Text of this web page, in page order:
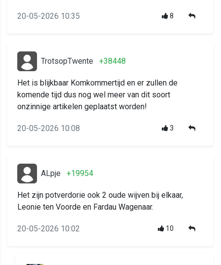
20-05-2026 10:35 8
TrotsopTwente +38448
Het is blijkbaar Komkommertijd en er zullen de
komende tijd dus nog wel meer van dit soort
onzinnige artikelen geplaatst worden!
20-05-2026 10:08 3
ALpje +19954
Het zijn potverdorie ook 2 oude wijven bij elkaar,
Leonie ten Voorde en Fardau Wagenaar.
20-05-2026 10:02 10